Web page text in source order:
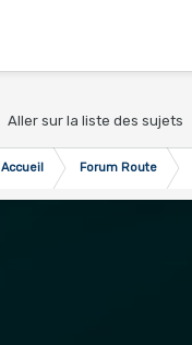
Aller sur la liste des sujets
Accueil Forum Route